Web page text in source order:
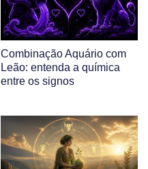
Combinação Aquário com
Leão: entenda a química
entre os signos